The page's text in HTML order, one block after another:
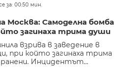
за: 00:50 мин.
Москва: Самоделна бомба
загинаха трима души
взрива в заведение в
при който загинаха трима
ранени. Инцидентът...